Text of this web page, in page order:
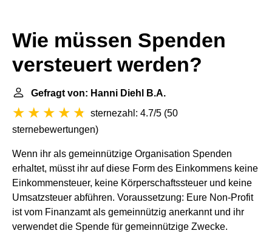
Wie müssen Spenden
versteuert werden?
Gefragt von: Hanni Diehl B.A.
sternezahl: 4.7/5 (50
sternebewertungen)
Wenn ihr als gemeinnützige Organisation Spenden
erhaltet, müsst ihr auf diese Form des Einkommens keine
Einkommensteuer, keine Körperschaftssteuer und keine
Umsatzsteuer abführen. Voraussetzung: Eure Non-Profit
ist vom Finanzamt als gemeinnützig anerkannt und ihr
verwendet die Spende für gemeinnützige Zwecke.